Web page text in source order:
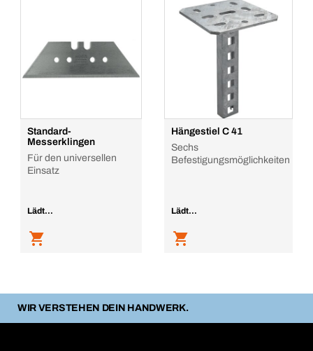
Standard-
Messerklingen
Für den universellen
Einsatz
Lädt...
Hängestiel C 41
Sechs
Befestigungsmöglichkeiten
Lädt...
WIR VERSTEHEN DEIN HANDWERK.